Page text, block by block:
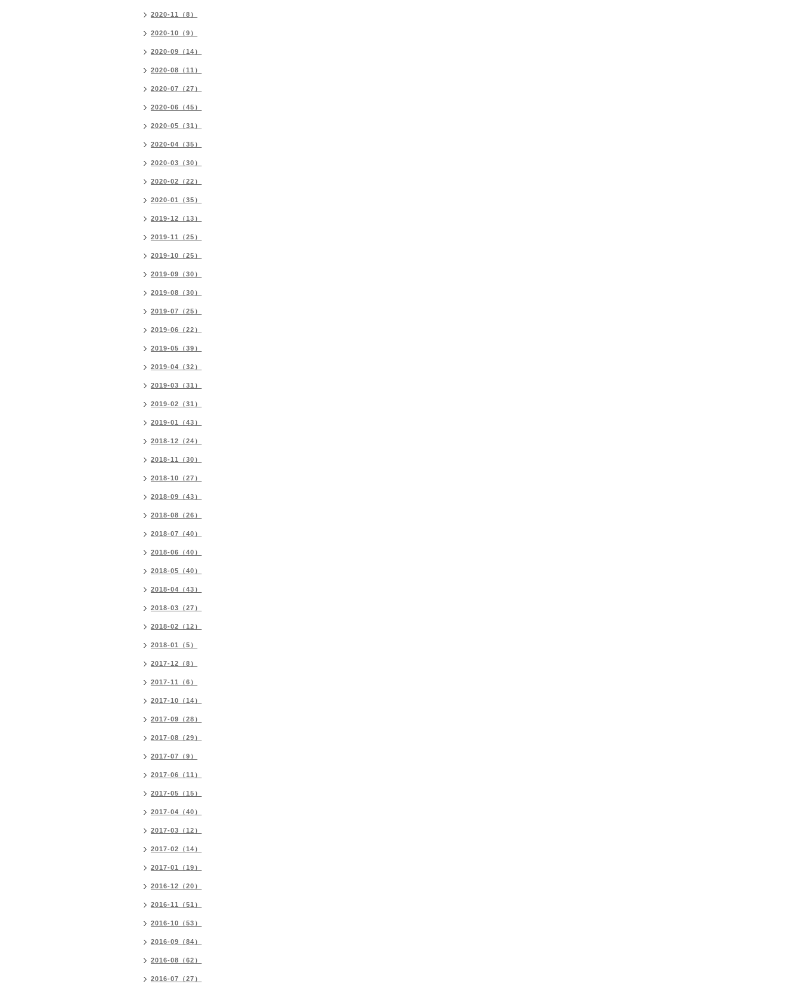
2020-11（8）
2020-10（9）
2020-09（14）
2020-08（11）
2020-07（27）
2020-06（45）
2020-05（31）
2020-04（35）
2020-03（30）
2020-02（22）
2020-01（35）
2019-12（13）
2019-11（25）
2019-10（25）
2019-09（30）
2019-08（30）
2019-07（25）
2019-06（22）
2019-05（39）
2019-04（32）
2019-03（31）
2019-02（31）
2019-01（43）
2018-12（24）
2018-11（30）
2018-10（27）
2018-09（43）
2018-08（26）
2018-07（40）
2018-06（40）
2018-05（40）
2018-04（43）
2018-03（27）
2018-02（12）
2018-01（5）
2017-12（8）
2017-11（6）
2017-10（14）
2017-09（28）
2017-08（29）
2017-07（9）
2017-06（11）
2017-05（15）
2017-04（40）
2017-03（12）
2017-02（14）
2017-01（19）
2016-12（20）
2016-11（51）
2016-10（53）
2016-09（84）
2016-08（62）
2016-07（27）